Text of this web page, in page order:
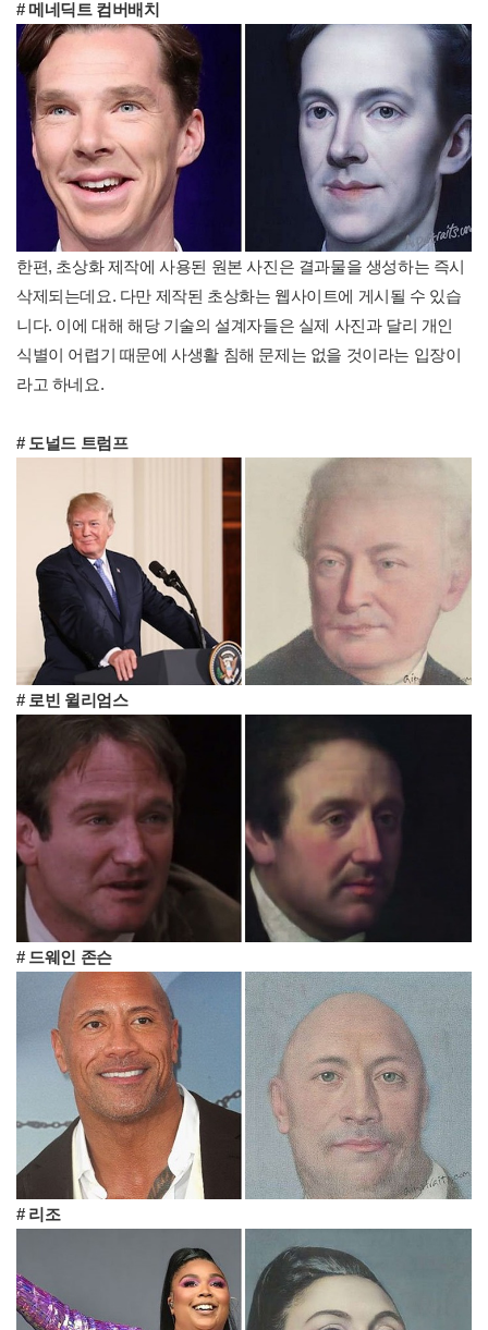
# 메네딕트 컴버배치
한편, 초상화 제작에 사용된 원본 사진은 결과물을 생성하는 즉시
삭제되는데요. 다만 제작된 초상화는 웹사이트에 게시될 수 있습
니다. 이에 대해 해당 기술의 설계자들은 실제 사진과 달리 개인
식별이 어렵기 때문에 사생활 침해 문제는 없을 것이라는 입장이
라고 하네요.
# 도널드 트럼프
# 로빈 윌리엄스
# 드웨인 존슨
# 리조